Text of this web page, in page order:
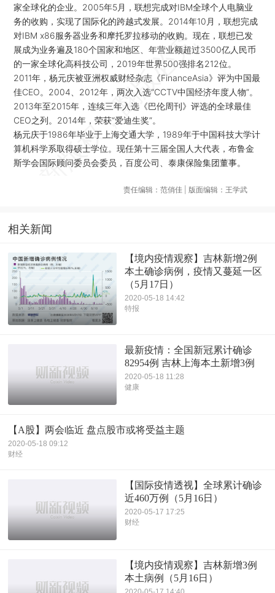
家全球化的企业。2005年5月，联想完成对IBM全球个人电脑业
务的收购，实现了国际化的跨越式发展。2014年10月，联想完成
对IBM x86服务器业务和摩托罗拉移动的收购。现在，联想已发
展成为业务遍及180个国家和地区、年营业额超过3500亿人民币
的一家全球化高科技公司，2019年世界500强排名212位。
2011年，杨元庆被亚洲权威财经杂志《FinanceAsia》评为中国最
佳CEO。2004、2012年，两次入选“CCTV中国经济年度人物”。
2013年至2015年，连续三年入选《巴伦周刊》评选的全球最佳
CEO之列。2014年，荣获“爱迪生奖”。
杨元庆于1986年毕业于上海交通大学，1989年于中国科技大学计
算机科学系取得硕士学位。现任第十三届全国人大代表，布鲁金
斯学会国际顾问委员会委员，百度公司、泰康保险集团董事。
责任编辑：范俏佳 | 版面编辑：王学武
相关新闻
【境内疫情观察】吉林新增2例
本土确诊病例，疫情又蔓延一区
（5月17日）
2020-05-18 14:42
特报
最新疫情：全国新冠累计确诊
82954例 吉林上海本土新增3例
2020-05-18 11:28
健康
【A股】两会临近 盘点股市或将受益主题
2020-05-18 09:12
财经
【国际疫情透视】全球累计确诊
近460万例（5月16日）
2020-05-17 17:25
财经
【境内疫情观察】吉林新增3例
本土病例（5月16日）